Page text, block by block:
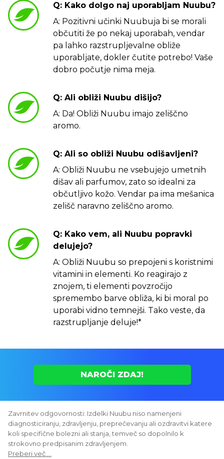
Q: Kako dolgo naj uporabljam Nuubu?
A: Pozitivni učinki Nuubuja bi se morali
občutiti že po nekaj uporabah, vendar
pa lahko razstrupljevalne obliže
uporabljate, dokler čutite potrebo! Vaše
dobro počutje nima meja.
Q: Ali obliži Nuubu dišijo?
A: Da! Obliži Nuubu imajo zeliščno
aromo.
Q: Ali so obliži Nuubu odišavljeni?
A: Obliži Nuubu ne vsebujejo umetnih
dišav ali parfumov, zato so idealni za
občutljivo kožo. Vendar pa ima mešanica
zelišč naravno zeliščno aromo.
Q: Kako vem, ali Nuubu popravki
delujejo?
A: Obliži Nuubu so prepojeni s koristnimi
vitamini in elementi. Ko reagirajo z
znojem, ti elementi povzročijo
spremembo barve obliža, ki bi moral po
uporabi vidno temnejši. Tako veste, da
razstrupljanje deluje!*
NAROČI ZDAJ!
Zavrnitev odgovornosti: Izdelki Nuubu niso namenjeni
diagnosticiranju, zdravljenju, preprečevanju ali ozdravitvi katere
koli specifične bolezni ali stanja, temveč so dopolnilo k
strokovno predpisanim zdravljenjem.
Preberi več ...